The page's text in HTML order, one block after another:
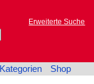
Erweiterte Suche
Kategorien Shop